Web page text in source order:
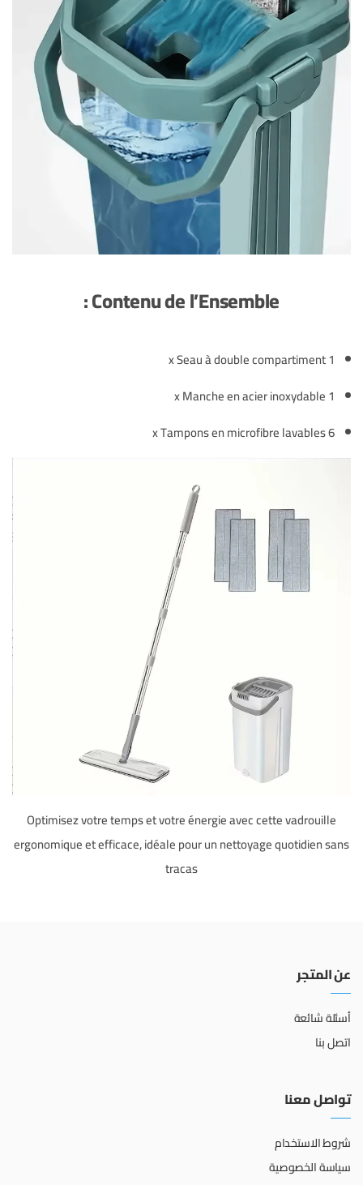
Contenu de l’Ensemble :
1 x Seau à double compartiment
1 x Manche en acier inoxydable
6 x Tampons en microfibre lavables
Optimisez votre temps et votre énergie avec cette vadrouille
ergonomique et efficace, idéale pour un nettoyage quotidien sans
tracas
عن المتجر
أسئلة شائعة
اتصل بنا
تواصل معنا
شروط الاستخدام
سياسة الخصوصية